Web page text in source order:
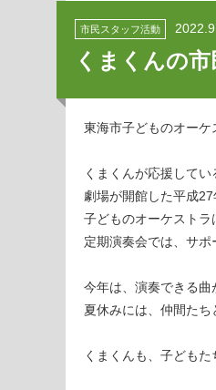
市民スタッフ活動
くまくんの
東海市子どものオー
くまくんが応援して
劇場が開館した平成27
子どものオーケスト
定期演奏会では、サポ
今年は、演奏できる曲
夏休みには、仲間た
くまくんも、子ども